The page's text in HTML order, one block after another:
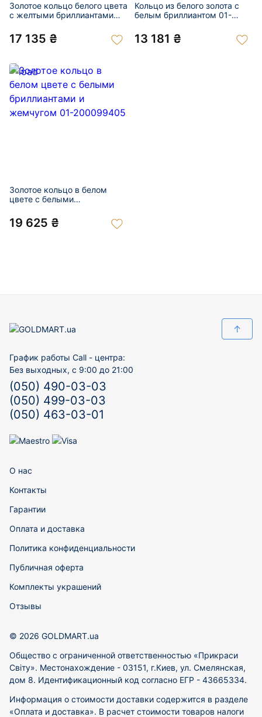
Золотое кольцо белого цвета
с желтыми бриллиантами
17 135 ₴
Кольцо из белого золота с
белым бриллиантом 01-
13 181 ₴
Золотое кольцо в белом
цвете с белыми
01-200099405
19 625 ₴
↑
График работы Call - центра:
Без выходных, с 9:00 до 21:00
(050) 490-03-03
(050) 499-03-03
(050) 463-03-01
О нас
Контакты
Гарантии
Оплата и доставка
Политика конфиденциальности
Публичная оферта
Комплекты украшений
Отзывы
© 2026 GOLDMART.ua
Общество с ограниченной ответственностью «Прикраси
Світу». Местонахождение - 03151, г.Киев, ул. Смелянская,
дом 8. Идентификационный код согласно ЕГР - 43665334.
Информация о стоимости доставки содержится в разделе
«Оплата и доставка». В расчет стоимости товаров налоги